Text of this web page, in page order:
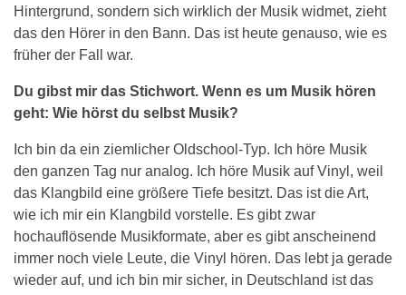
Hintergrund, sondern sich wirklich der Musik widmet, zieht
das den Hörer in den Bann. Das ist heute genauso, wie es
früher der Fall war.
Du gibst mir das Stichwort. Wenn es um Musik hören
geht: Wie hörst du selbst Musik?
Ich bin da ein ziemlicher Oldschool-Typ. Ich höre Musik
den ganzen Tag nur analog. Ich höre Musik auf Vinyl, weil
das Klangbild eine größere Tiefe besitzt. Das ist die Art,
wie ich mir ein Klangbild vorstelle. Es gibt zwar
hochauflösende Musikformate, aber es gibt anscheinend
immer noch viele Leute, die Vinyl hören. Das lebt ja gerade
wieder auf, und ich bin mir sicher, in Deutschland ist das